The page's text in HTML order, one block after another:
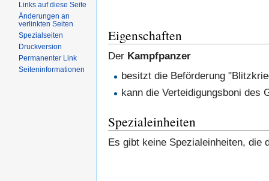
Eigenschaften
Der Kampfpanzer
besitzt die Beförderung
kann die Verteidigungsboni des
Spezialeinheiten
Es gibt keine Spezialeinheiten, die
Links auf diese Seite
Änderungen an
verlinkten Seiten
Spezialseiten
Druckversion
Permanenter Link
Seiten­informationen